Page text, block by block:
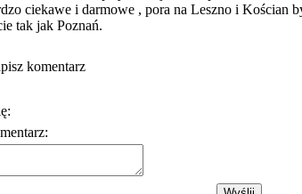
ciekawe i darmowe , pora na Leszno i
tak jak Poznań.
komentarz